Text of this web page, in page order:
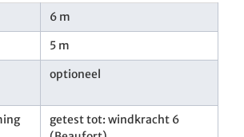
6 m
5 m
optioneel
getest tot: windkracht 6